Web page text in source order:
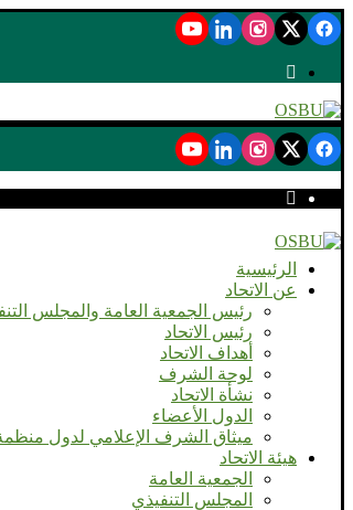
الرئيسية
عن الاتحاد
رئيس الجمعية العامة والمجلس
رئيس الاتحاد
أهداف الاتحاد
لوحة الشرف
نشأة الاتحاد
الدول الأعضاء
ميثاق الشرف الإعلامي لدول منظمة
هيئة الاتحاد
الجمعية العامة
المجلس التنفيذي